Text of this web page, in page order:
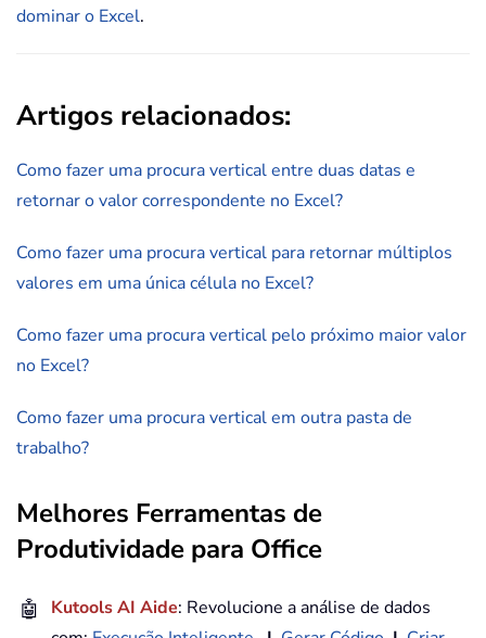
dominar o Excel.
Artigos relacionados:
Como fazer uma procura vertical entre duas datas e
retornar o valor correspondente no Excel?
Como fazer uma procura vertical para retornar múltiplos
valores em uma única célula no Excel?
Como fazer uma procura vertical pelo próximo maior valor
no Excel?
Como fazer uma procura vertical em outra pasta de
trabalho?
Melhores Ferramentas de
Produtividade para Office
🤖 Kutools AI Aide: Revolucione a análise de dados